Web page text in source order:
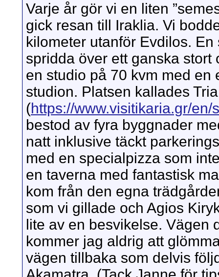
Varje år gör vi en liten
gick resan till Iraklia. Vi
kilometer utanför Evdilos.
spridda över ett ganska
en studio på 70 kvm med
studion. Platsen kallades
(https://www.visitikaria.gr/
bestod av fyra byggnader
natt inklusive täckt
med en specialpizza som
en taverna med fantastisk
kom från den egna
som vi gillade och Agios
lite av en besvikelse. Vägen
kommer jag aldrig att
vägen tillbaka som delvis